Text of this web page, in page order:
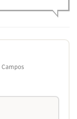
Campos